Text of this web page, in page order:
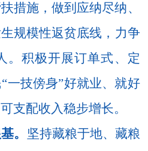
措施，做到应纳尽纳、
规模性返贫底线， 力争
。积极开展订单式、定
“一技傍身”好就业、就好
支配收入稳步增长。
。
坚持藏粮于地、藏粮